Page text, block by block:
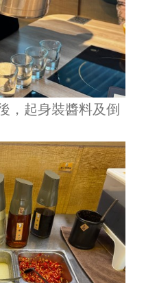
，起身裝醬料及倒